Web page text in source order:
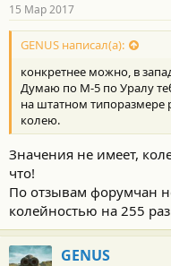
15 Мар 2017
GENUS написал(а):
конкретнее можно, в
Думаю по М-5 по Уралу
на штатном типоразмере
колею.
Значения не имеет,
что!
По отзывам форумчан
колейностью на 255
GENUS